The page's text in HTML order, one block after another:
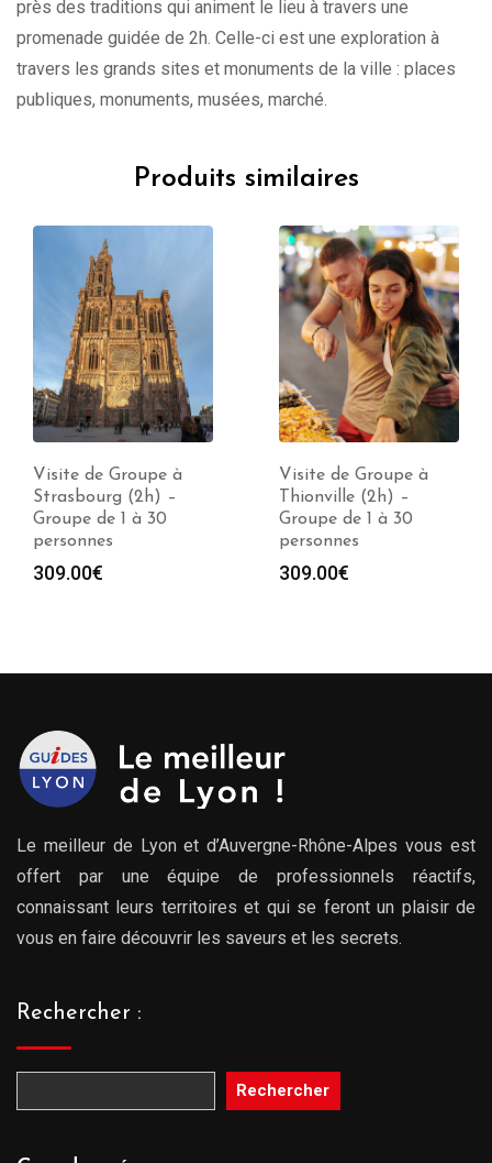
près des traditions qui animent le lieu à travers une
promenade guidée de 2h. Celle-ci est une exploration à
travers les grands sites et monuments de la ville : places
publiques, monuments, musées, marché.
Produits similaires
Visite de Groupe à
Strasbourg (2h) –
Groupe de 1 à 30
personnes
309.00€
Visite de Groupe à
Thionville (2h) –
Groupe de 1 à 30
personnes
309.00€
Le meilleur de Lyon et d’Auvergne-Rhône-Alpes vous est
offert par une équipe de professionnels réactifs,
connaissant leurs territoires et qui se feront un plaisir de
vous en faire découvrir les saveurs et les secrets.
Rechercher :
Rechercher